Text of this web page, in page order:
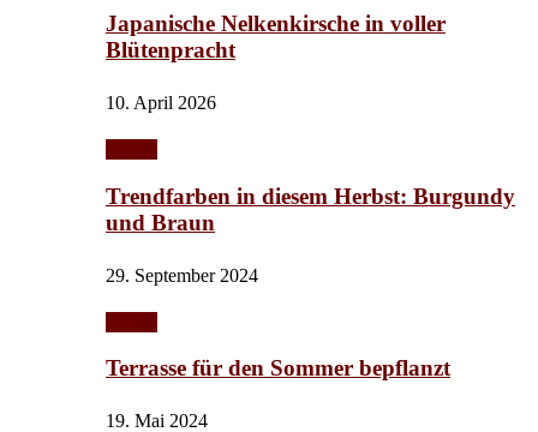
Japanische Nelkenkirsche in voller
Blütenpracht
10. April 2026
Trendfarben in diesem Herbst: Burgundy
und Braun
29. September 2024
Terrasse für den Sommer bepflanzt
19. Mai 2024